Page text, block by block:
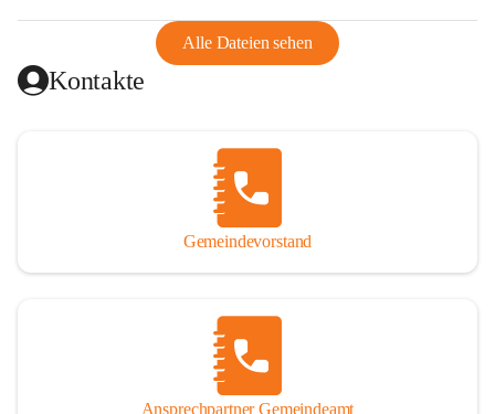
Alle Dateien sehen
Kontakte
Gemeindevorstand
Ansprechpartner Gemeindeamt